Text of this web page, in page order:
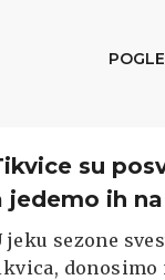
su
jedemo ih
top
jeku sezone
donosimo